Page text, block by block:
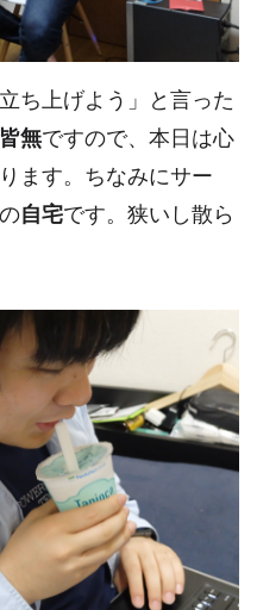
ち上げよう」と言った
無ですので、本日は心
ます。ちなみにサー
自宅です。狭いし散ら